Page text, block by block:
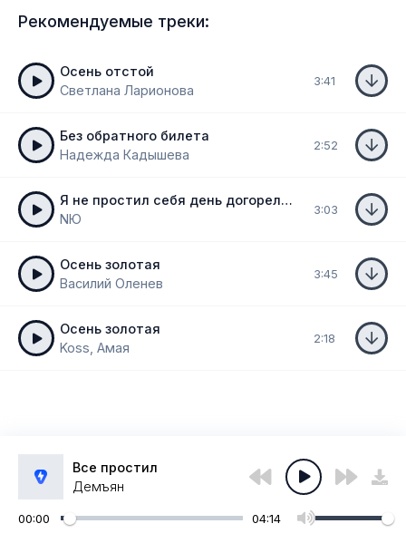
Рекомендуемые треки:
Осень отстой
Светлана Ларионова
3:41
Без обратного билета
Надежда Кадышева
2:52
Я не простил себя день догорел догорел закат
NЮ
3:03
Осень золотая
Василий Оленев
3:45
Осень золотая
Koss, Амая
2:18
Все простил
Демъян
00:00 04:14